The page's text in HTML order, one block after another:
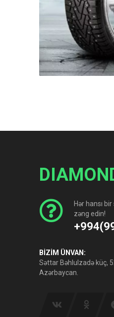
Hər hansı
zəng edin!
BİZİM ÜNVAN:
Səttar Bəhlulzadə küç,
Azərbaycan.